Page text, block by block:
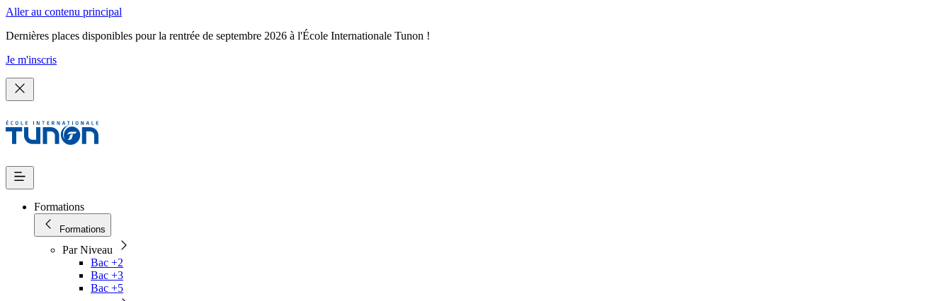
Aller au contenu principal
Dernières places disponibles pour la rentrée de septembre 2026 à l'École Internationale Tunon !
Je m'inscris
Formations
Formations
Par Niveau
Bac +2
Bac +3
Bac +5